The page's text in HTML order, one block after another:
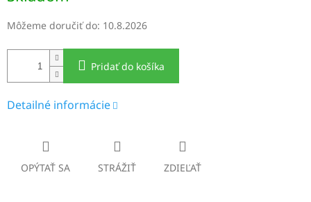
Môžeme doručiť do: 10.8.2026
Pridať do košíka
Detailné informácie
OPÝTAŤ SA STRÁŽIŤ ZDIEĽAŤ